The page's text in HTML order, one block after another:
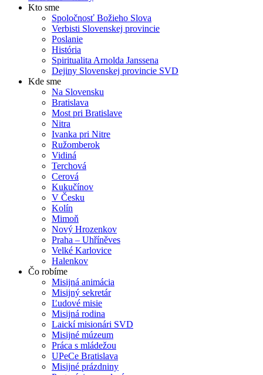
Kto sme
Spoločnosť Božieho Slova
Verbisti Slovenskej provincie
Poslanie
História
Spiritualita Arnolda Janssena
Dejiny Slovenskej provincie SVD
Kde sme
Na Slovensku
Bratislava
Most pri Bratislave
Nitra
Ivanka pri Nitre
Ružomberok
Vidiná
Terchová
Cerová
Kukučínov
V Česku
Kolín
Mimoň
Nový Hrozenkov
Praha – Uhříněves
Velké Karlovice
Halenkov
Čo robíme
Misijná animácia
Misijný sekretár
Ľudové misie
Misijná rodina
Laickí misionári SVD
Misijné múzeum
Práca s mládežou
UPeCe Bratislava
Misijné prázdniny